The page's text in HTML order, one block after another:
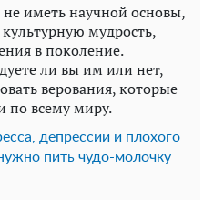
не иметь научной основы,
мудрость,
в поколение.
ли вы им или нет,
верования, которые
по всему миру.
депрессии и плохого
пить чудо-молочку